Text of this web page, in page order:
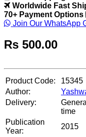
Worldwide Fast
70+ Payment Options
Join Our WhatsApp
Rs 500.00
Product Code:
15345
Author:
Delivery:
time
Publication
Year:
2015